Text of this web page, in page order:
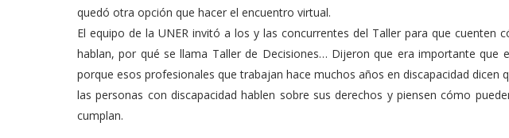
quedó otra opción que hacer el encuentro virtual.
El equipo de la UNER invitó a los y las concurrentes del Taller para que cuenten
hablan, por qué se llama Taller de Decisiones… Dijeron que era importante que
porque esos profesionales que trabajan hace muchos años en discapacidad dicen
las personas con discapacidad hablen sobre sus derechos y piensen cómo
cumplan.